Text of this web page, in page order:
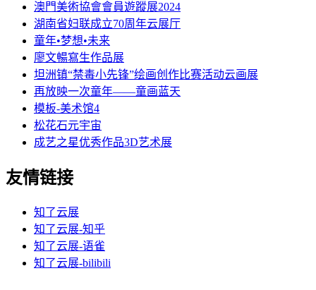
澳門美術協會會員遊蹤展2024
湖南省妇联成立70周年云展厅
童年•梦想•未来
廖文暢寫生作品展
坦洲镇“禁毒小先锋”绘画创作比赛活动云画展
再放映一次童年——童画蓝天
模板-美术馆4
松花石元宇宙
成艺之星优秀作品3D艺术展
友情链接
知了云展
知了云展-知乎
知了云展-语雀
知了云展-bilibili